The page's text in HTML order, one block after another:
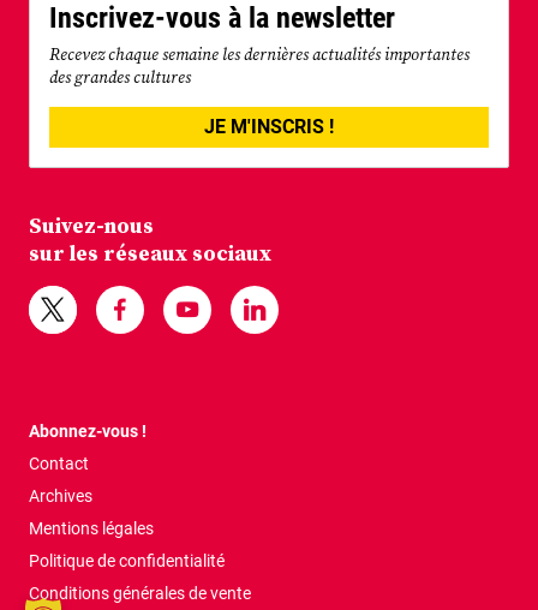
Inscrivez-vous à la newsletter
Recevez chaque semaine les dernières actualités importantes
des grandes cultures
JE M'INSCRIS !
Suivez-nous
sur les réseaux sociaux
Abonnez-vous !
Contact
Archives
Mentions légales
Politique de confidentialité
Conditions générales de vente